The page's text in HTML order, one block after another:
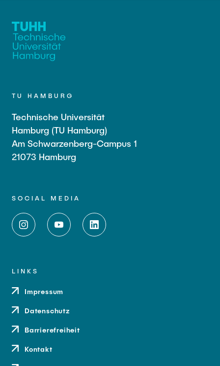
TU HAMBURG
Technische Universität
Hamburg (TU Hamburg)
Am Schwarzenberg-Campus 1
21073 Hamburg
SOCIAL MEDIA
LINKS
Impressum
Datenschutz
Barrierefreiheit
Kontakt